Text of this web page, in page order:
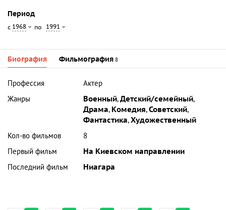
Период
с 1968 по 1991
Биография Фильмография 8
Профессия
Актер
Жанры
Военный,Детский/семейный,
Драма, Комедия,Советский,
Фантастика,Художественный
Кол-во фильмов
8
Первый фильм
На Киевском направлении
Последний фильм
Ниагара